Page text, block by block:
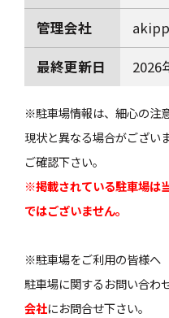
管理会社
最終更新日
2026
※駐車場情報は、細心の注
現状と異なる場合がござい
ご確認下さい。
※掲載されている駐車場は
ではございません。
※駐車場をご利用の皆様へ
駐車場に関するお問い合わせ
会社にお問合せ下さい。